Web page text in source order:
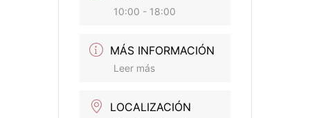
10:00 - 18:00
MÁS INFORMACIÓN
Leer más
LOCALIZACIÓN